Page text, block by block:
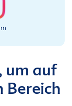
um auf
Bereich